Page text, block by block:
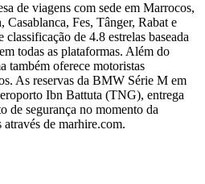
de viagens com sede em Marrocos,
Fes, Tânger, Rabat e
de 4.8 estrelas baseada
todas as plataformas. Além do
também oferece motoristas
As reservas da BMW Série M em
Ibn Battuta (TNG), entrega
de segurança no momento da
através de marhire.com.